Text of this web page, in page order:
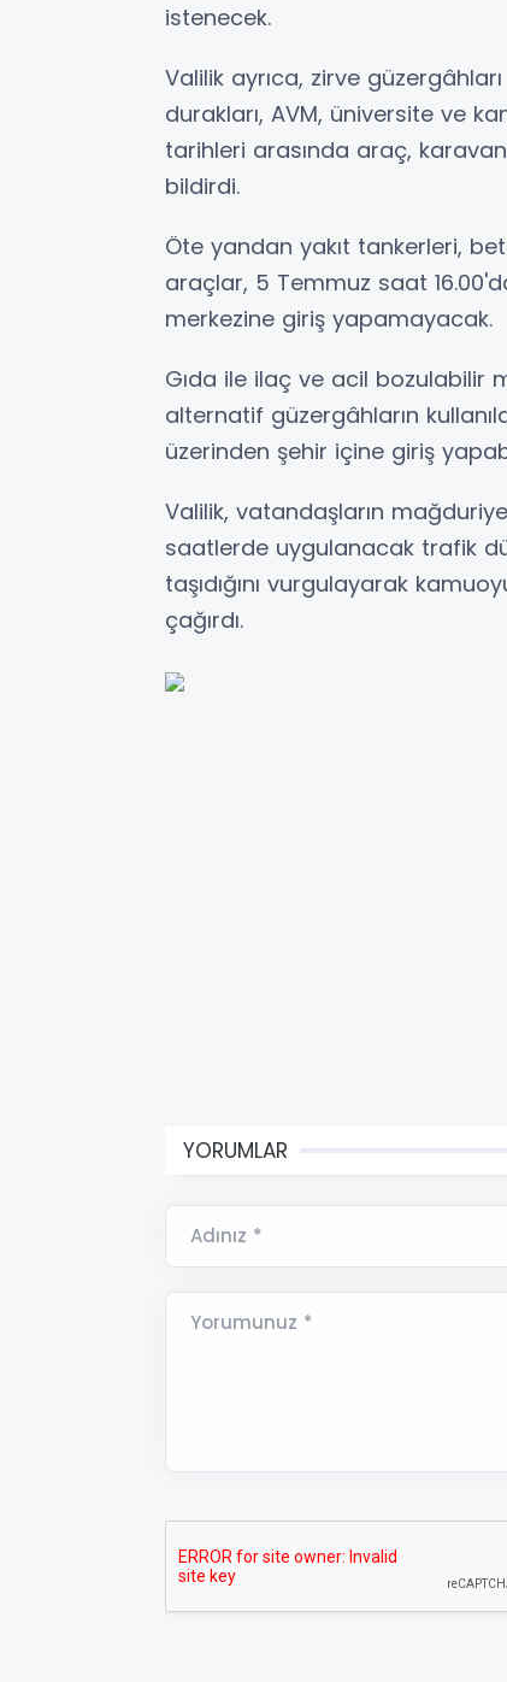
istenecek.
Valilik ayrıca, zirve
durakları, AVM, üniversite ve
tarihleri arasında araç,
bildirdi.
Öte yandan yakıt tankerleri,
araçlar, 5 Temmuz saat
merkezine giriş yapamayacak.
Gıda ile ilaç ve acil bozulabilir
alternatif güzergâhların
üzerinden şehir içine giriş
Valilik, vatandaşların
saatlerde uygulanacak trafik
taşıdığını vurgulayarak
çağırdı.
YORUMLAR
Adınız *
Yorumunuz *